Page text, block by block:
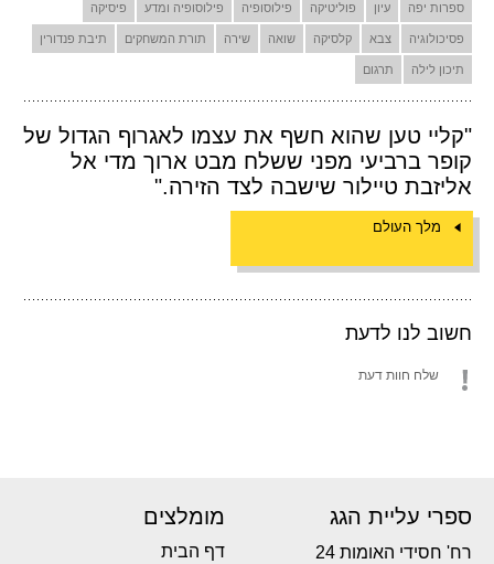
ספרות יפה עיון פוליטיקה פילוסופיה פילוסופיה ומדע פיסיקה
פסיכולוגיה צבא קלסיקה שואה שירה תורת המשחקים תיבת פנדורין
תיכון לילה תרגום
"קליי טען שהוא חשף את עצמו לאגרוף הגדול של
קופר ברביעי מפני ששלח מבט ארוך מדי אל
אליזבת טיילור שישבה לצד הזירה."
מלך העולם
חשוב לנו לדעת
שלח חוות דעת
ספרי עליית הגג
רח' חסידי האומות 24
מומלצים
דף הבית